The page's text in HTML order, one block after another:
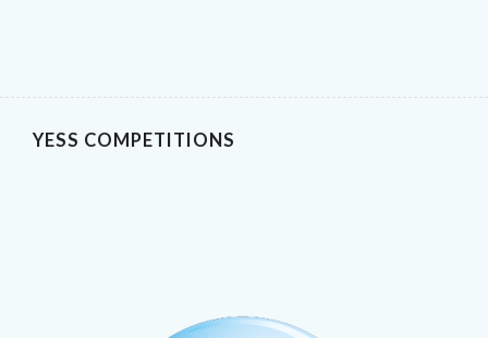
YESS COMPETITIONS